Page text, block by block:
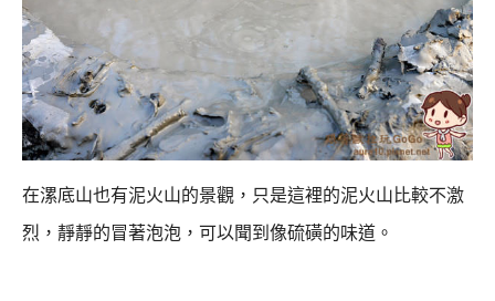
在漯底山也有泥火山的景觀，只是這裡的泥火山比較不激
烈， 靜靜的冒著泡泡，可以聞到像硫磺的味道。